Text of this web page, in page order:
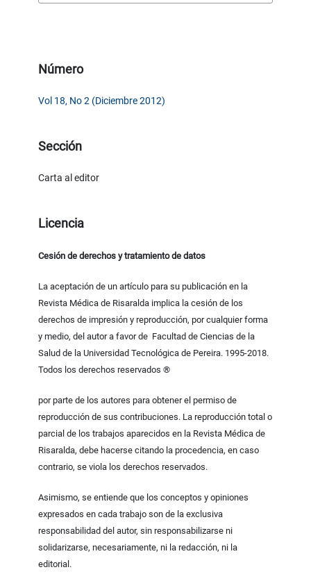
Número
Vol 18, No 2 (Diciembre 2012)
Sección
Carta al editor
Licencia
Cesión de derechos y tratamiento de datos
La aceptación de un artículo para su publicación en la
Revista Médica de Risaralda implica la cesión de los
derechos de impresión y reproducción, por cualquier forma
y medio, del autor a favor de Facultad de Ciencias de la
Salud de la Universidad Tecnológica de Pereira. 1995-2018.
Todos los derechos reservados ®
por parte de los autores para obtener el permiso de
reproducción de sus contribuciones. La reproducción total o
parcial de los trabajos aparecidos en la Revista Médica de
Risaralda, debe hacerse citando la procedencia, en caso
contrario, se viola los derechos reservados.
Asimismo, se entiende que los conceptos y opiniones
expresados en cada trabajo son de la exclusiva
responsabilidad del autor, sin responsabilizarse ni
solidarizarse, necesariamente, ni la redacción, ni la
editorial.